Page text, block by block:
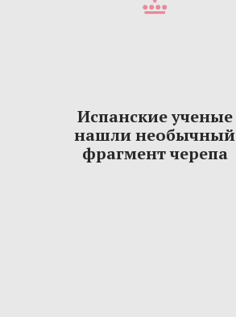
Испанские ученые
нашли необычный
фрагмент черепа